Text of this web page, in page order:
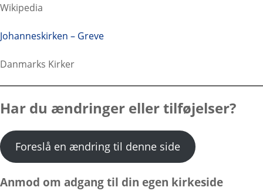
Wikipedia
Johanneskirken – Greve
Danmarks Kirker
Har du ændringer eller tilføjelser?
Foreslå en ændring til denne side
Anmod om adgang til din egen kirkeside